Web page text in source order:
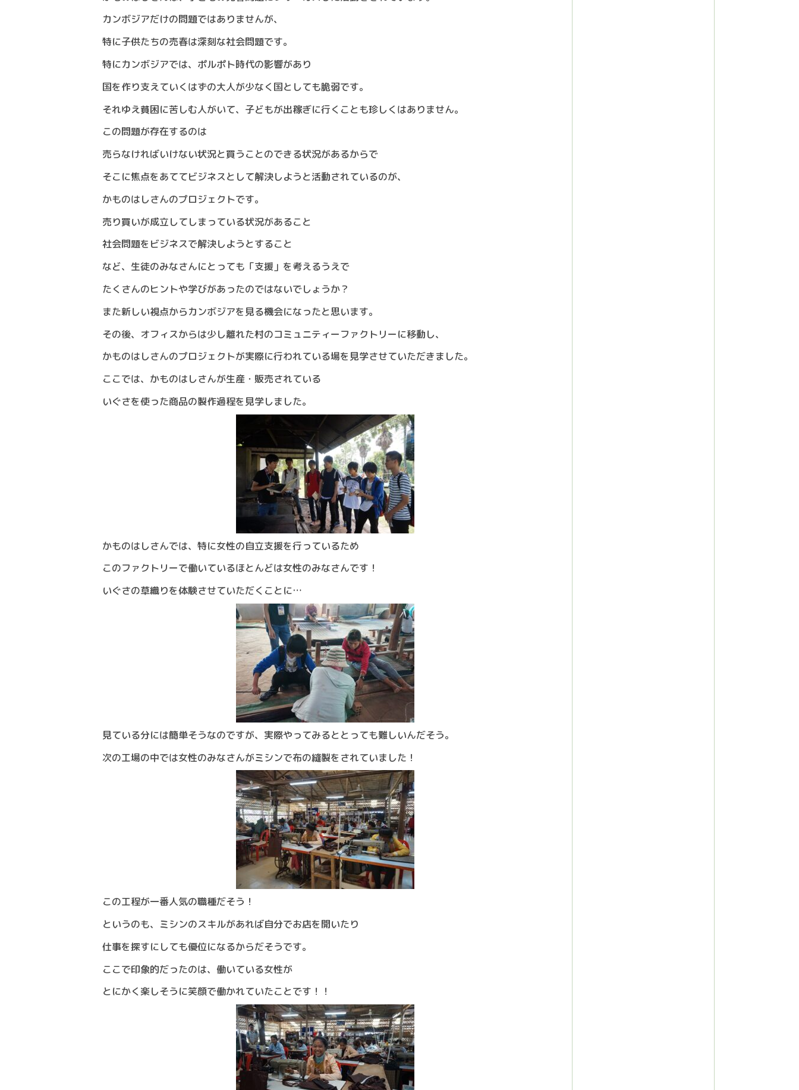
カンボジアだけの問題ではありませんが、
特に子供たちの売春は深刻な社会問題です。
特にカンボジアでは、ポルポト時代の影響があり
国を作り支えていくはずの大人が少なく国としても脆弱です。
それゆえ貧困に苦しむ人がいて、子どもが出稼ぎに行くことも珍しくはありません。
この問題が存在するのは
売らなければいけない状況と買うことのできる状況があるからで
そこに焦点をあててビジネスとして解決しようと活動されているのが、
かものはしさんのプロジェクトです。
売り買いが成立してしまっている状況があること
社会問題をビジネスで解決しようとすること
など、生徒のみなさんにとっても「支援」を考えるうえで
たくさんのヒントや学びがあったのではないでしょうか？
また新しい視点からカンボジアを見る機会になったと思います。
その後、オフィスからは少し離れた村のコミュニティーファクトリーに移動し、
かものはしさんのプロジェクトが実際に行われている場を見学させていただきました。
ここでは、かものはしさんが生産・販売されている
いぐさを使った商品の製作過程を見学しました。
かものはしさんでは、特に女性の自立支援を行っているため
このファクトリーで働いているほとんどは女性のみなさんです！
いぐさの草織りを体験させていただくことに…
見ている分には簡単そうなのですが、実際やってみるととっても難しいんだそう。
次の工場の中では女性のみなさんがミシンで布の縫製をされていました！
この工程が一番人気の職種だそう！
というのも、ミシンのスキルがあれば自分でお店を開いたり
仕事を探すにしても優位になるからだそうです。
ここで印象的だったのは、働いている女性が
とにかく楽しそうに笑顔で働かれていたことです！！